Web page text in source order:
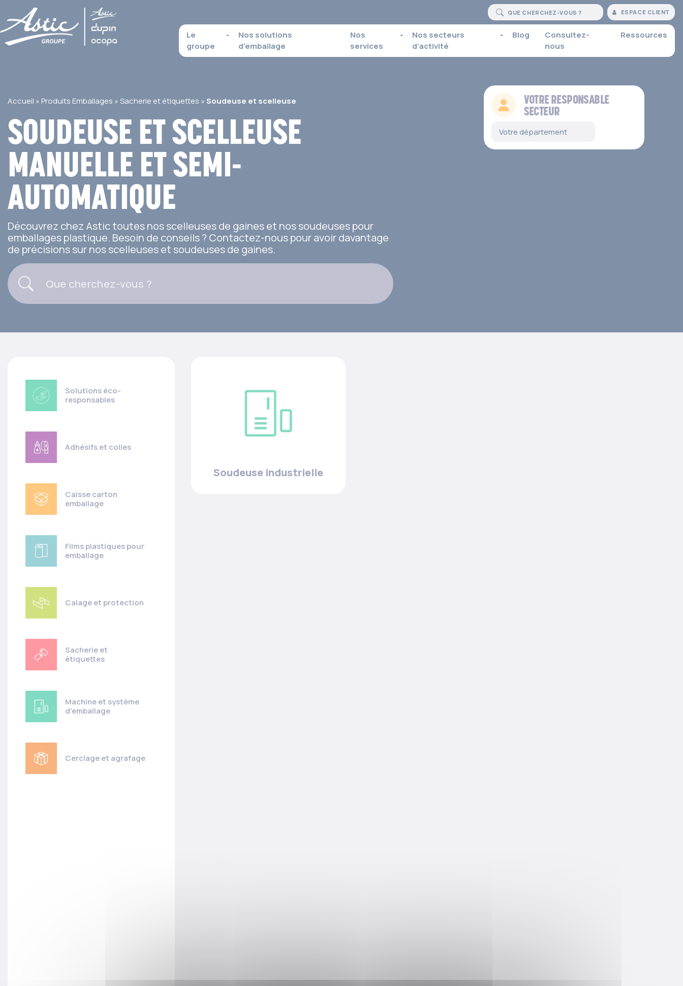
ESPACE CLIENT
Le
groupe
Nos solutions
d’emballage
Nos
services
Nos secteurs
d’activité
Blog
Consultez-
nous
Ressources
Accueil » Produits Emballages »Sacherie et étiquettes »Soudeuse et scelleuse
SOUDEUSE ET SCELLEUSE
MANUELLE ET SEMI-
AUTOMATIQUE
Découvrez chez Astic toutes nos scelleuses de gaines et nos soudeuses pour
emballages plastique. Besoin de conseils ? Contactez-nous pour avoir davantage
de précisions sur nos scelleuses et soudeuses de gaines.
VOTRE RESPONSABLE
SECTEUR
Solutions éco-
responsables
Adhésifs et colles
Caisse carton
emballage
Films plastiques pour
emballage
Calage et protection
Sacherie et
étiquettes
Machine et système
d'emballage
Cerclage et agrafage
Soudeuse industrielle